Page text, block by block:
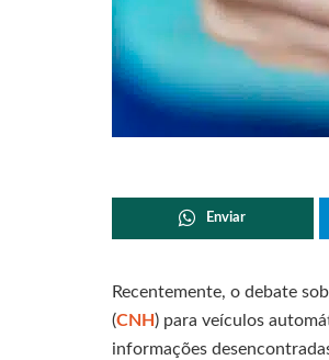
Enviar
Recentemente, o debate
(CNH ) para veículos
informações